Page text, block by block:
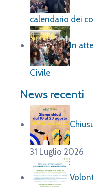
calendario dei
In
Civile
News recenti
31 Luglio 2026